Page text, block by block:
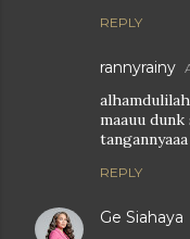
REPLY
rannyrainy
maauu dunk
tangannyaaa
REPLY
Ge Siahaya